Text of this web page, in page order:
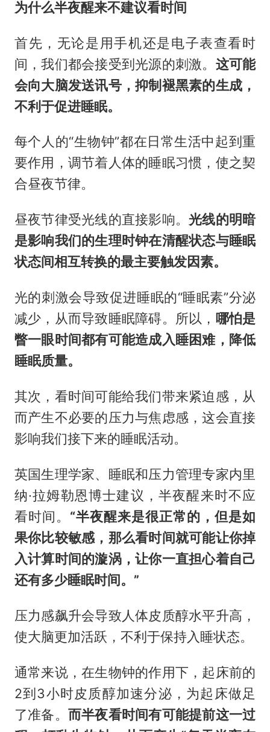
为什么半夜醒来不建议看时间
首先，无论是用手机还是电子表查看时
间，我们都会接受到光源的刺激。 这可能
会向大脑发送讯号，抑制褪黑素的生成，
不利于促进睡眠。
每个人的“生物钟”都在日常生活中起到重
要作用，调节着人体的睡眠习惯，使之契
合昼夜节律。
昼夜节律受光线的直接影响。光线的明暗
是影响我们的生理时钟在清醒状态与睡眠
状态间相互转换的最主要触发因素。
光的刺激会导致促进睡眠的“睡眠素”分泌
减少，从而导致睡眠障碍。所以， 哪怕是
瞥一眼时间都有可能造成入睡困难，降低
睡眠质量。
其次，看时间可能给我们带来紧迫感，从
而产生不必要的压力与焦虑感，这会直接
影响我们接下来的睡眠活动。
英国生理学家、睡眠和压力管理专家内里
纳·拉姆勒恩博士建议，半夜醒来时不应
看时间。 “半夜醒来是很正常的，但是如
果你比较敏感，那么看时间就可能让你掉
入计算时间的漩涡，让你一直担心着自己
还有多少睡眠时间。”
压力感飙升会导致人体皮质醇水平升高，
使大脑更加活跃，不利于保持入睡状态。
通常来说，在生物钟的作用下，起床前的
2到3小时皮质醇加速分泌，为起床做足
了准备。 而半夜看时间有可能提前这一过